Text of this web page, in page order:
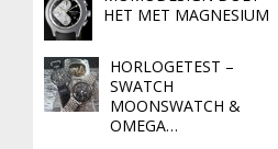
HET MET MAGNESIUM
HORLOGETEST –
SWATCH
MOONSWATCH &
OMEGA…